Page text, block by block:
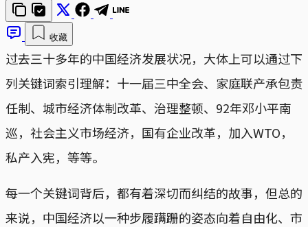
收藏
过去三十多年的中国经济发展状况，大体上可以通过下
列关键词索引理解：十一届三中全会、家庭联产承包责
任制、城市经济体制改革、治理整顿、92年邓小平南
巡，社会主义市场经济，国有企业改革，加入WTO，
私产入宪，等等。
每一个关键词背后，都有着深切而纠结的故事，但总的
来说，中国经济以一种步履蹒跚的姿态向着自由化、市